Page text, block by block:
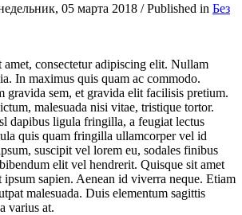
05 марта 2018 /Published in Без
consectetur adipiscing elit. Nullam
In maximus quis quam ac commodo.
gravida sem, et gravida elit facilisis pretium.
malesuada nisi vitae, tristique tortor.
dapibus ligula fringilla, a feugiat lectus
quis quam fringilla ullamcorper vel id
suscipit vel lorem eu, sodales finibus
elit vel hendrerit. Quisque sit amet
ipsum sapien. Aenean id viverra neque. Etiam
malesuada. Duis elementum sagittis
varius at.